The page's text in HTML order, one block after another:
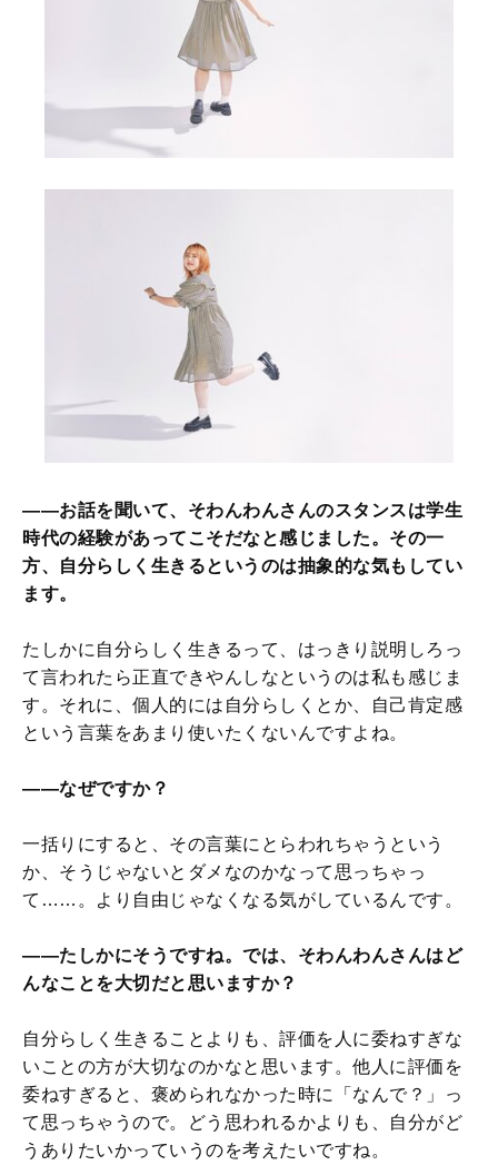
――お話を聞いて、そわんわんさんのスタンスは学生
時代の経験があってこそだなと感じました。その一
方、自分らしく生きるというのは抽象的な気もしてい
ます。
たしかに自分らしく生きるって、はっきり説明しろっ
て言われたら正直できやんしなというのは私も感じま
す。それに、個人的には自分らしくとか、自己肯定感
という言葉をあまり使いたくないんですよね。
――なぜですか？
一括りにすると、その言葉にとらわれちゃうという
か、そうじゃないとダメなのかなって思っちゃっ
て……。より自由じゃなくなる気がしているんです。
――たしかにそうですね。では、そわんわんさんはど
んなことを大切だと思いますか？
自分らしく生きることよりも、評価を人に委ねすぎな
いことの方が大切なのかなと思います。他人に評価を
委ねすぎると、褒められなかった時に「なんで？」っ
て思っちゃうので。どう思われるかよりも、自分がど
うありたいかっていうのを考えたいですね。